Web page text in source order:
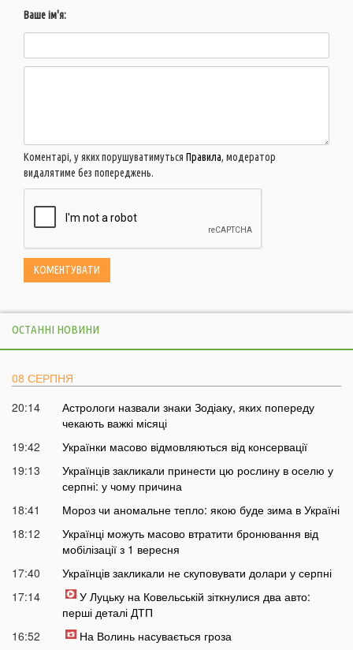
Ваше ім'я:
Коментарі, у яких порушуватимуться Правила, модератор
видалятиме без попереджень.
ОСТАННІ НОВИНИ
08 СЕРПНЯ
20:14
Астрологи назвали знаки Зодіаку, яких попереду
чекають важкі місяці
19:42
Українки масово відмовляються від консервації
19:13
Українців закликали принести цю рослину в оселю у
серпні: у чому причина
18:41
Мороз чи аномальне тепло: якою буде зима в Україні
18:12
Українці можуть масово втратити бронювання від
мобілізації з 1 вересня
17:40
Українців закликали не скуповувати долари у серпні
17:14
У Луцьку на Ковельській зіткнулися два авто:
перші деталі ДТП
16:52
На Волинь насувається гроза